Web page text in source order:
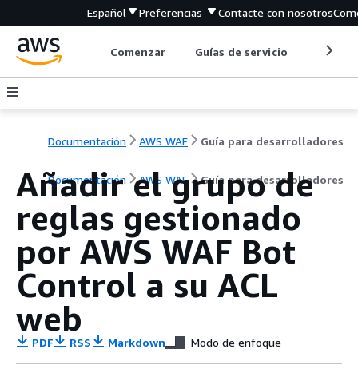
Español Preferencias Contacte con nosotros
Comenzar Guías de servicio
Documentación AWS WAF Guía para desarrolladores
Documentación AWS WAF Guía para desarrolladores
Añadir el grupo de
reglas gestionado
por AWS WAF Bot
Control a su ACL
web
PDF RSS Markdown Modo de enfoque